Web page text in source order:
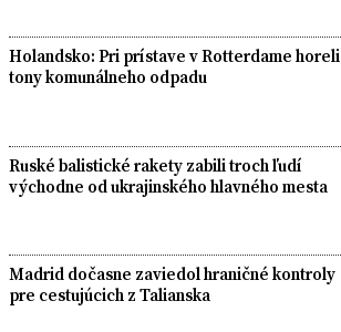
Holandsko: Pri prístave v Rotterdame horeli
tony komunálneho odpadu
Ruské balistické rakety zabili troch ľudí
východne od ukrajinského hlavného mesta
Madrid dočasne zaviedol hraničné kontroly
pre cestujúcich z Talianska